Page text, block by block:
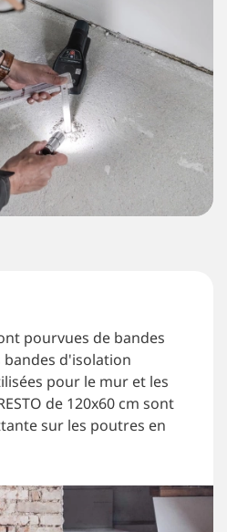
pourvues de bandes
bandes d'isolation
pour le mur et les
de 120x60 cm sont
sur les poutres en